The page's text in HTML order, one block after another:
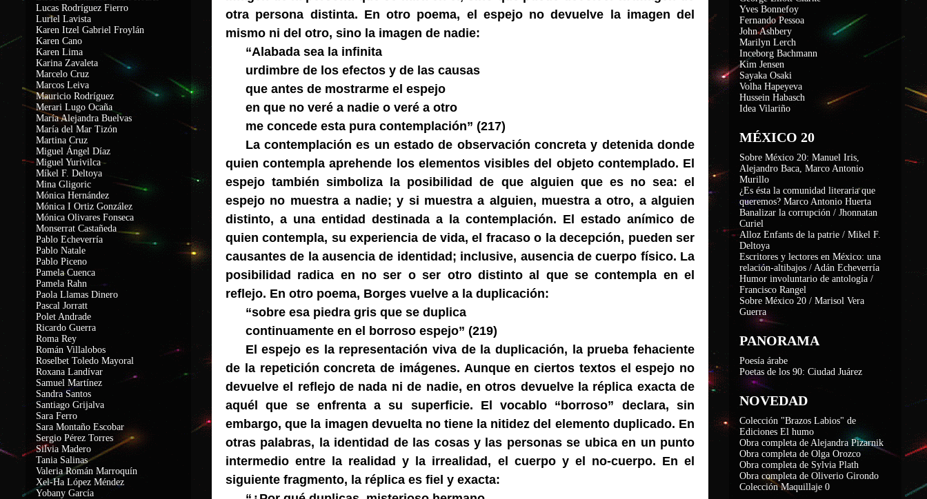
otra persona distinta. En otro poema, el espejo no devuelve la imagen del
mismo ni del otro, sino la imagen de nadie:
“Alabada sea la infinita
urdimbre de los efectos y de las causas
que antes de mostrarme el espejo
en que no veré a nadie o veré a otro
me concede esta pura contemplación” (217)
La contemplación es un estado de observación concreta y detenida donde
quien contempla aprehende los elementos visibles del objeto contemplado. El
espejo también simboliza la posibilidad de que alguien que es no sea: el
espejo no muestra a nadie; y si muestra a alguien, muestra a otro, a alguien
distinto, a una entidad destinada a la contemplación. El estado anímico de
quien contempla, su experiencia de vida, el fracaso o la decepción, pueden ser
causantes de la ausencia de identidad; inclusive, ausencia de cuerpo físico. La
posibilidad radica en no ser o ser otro distinto al que se contempla en el
reflejo. En otro poema, Borges vuelve a la duplicación:
“sobre esa piedra gris que se duplica
continuamente en el borroso espejo” (219)
El espejo es la representación viva de la duplicación, la prueba fehaciente
de la repetición concreta de imágenes. Aunque en ciertos textos el espejo no
devuelve el reflejo de nada ni de nadie, en otros devuelve la réplica exacta de
aquél que se enfrenta a su superficie. El vocablo “borroso” declara, sin
embargo, que la imagen devuelta no tiene la nitidez del elemento duplicado. En
otras palabras, la identidad de las cosas y las personas se ubica en un punto
intermedio entre la realidad y la irrealidad, el cuerpo y el no-cuerpo. En el
siguiente fragmento, la réplica es fiel y exacta:
Lucas Rodríguez Fierro
Luriel Lavista
Karen Itzel Gabriel Froylán
Karen Cano
Karen Lima
Karina Zavaleta
Marcelo Cruz
Marcos Leiva
Mauricio Rodríguez
Merari Lugo Ocaña
María Alejandra Buelvas
María del Mar Tizón
Martina Cruz
Miguel Ángel Díaz
Miguel Yurivilca
Míkel F. Deltoya
Mina Gligoric
Mónica Hernández
Mónica I Ortiz González
Mónica Olivares Fonseca
Monserrat Castañeda
Pablo Echeverría
Pablo Natale
Pablo Piceno
Pamela Cuenca
Pamela Rahn
Paola Llamas Dinero
Pascal Jorratt
Polet Andrade
Ricardo Guerra
Roma Rey
Román Villalobos
Roselbet Toledo Mayoral
Roxana Landívar
Samuel Martínez
Sandra Santos
Santiago Grijalva
Sara Ferro
Sara Montaño Escobar
Sergio Pérez Torres
Silvia Madero
Tania Salinas
Valeria Román Marroquín
Xel-Ha López Méndez
Yobany García
Yves Bonnefoy
Fernando Pessoa
John Ashbery
Marilyn Lerch
Inceborg Bachmann
Kim Jensen
Sayaka Osaki
Volha Hapeyeva
Hussein Habasch
Idea Vilariño
MÉXICO 20
Sobre México 20: Manuel Iris,
Alejandro Baca, Marco Antonio
Murillo
¿Es ésta la comunidad literaria que
queremos? Marco Antonio Huerta
Banalizar la corrupción / Jhonnatan
Curiel
Alloz Enfants de la patrie / Mikel F.
Deltoya
Escritores y lectores en México: una
relación-altibajos / Adán Echeverría
Humor involuntario de antología /
Francisco Rangel
Sobre México 20 / Marisol Vera
Guerra
PANORAMA
Poesía árabe
Poetas de los 90: Ciudad Juárez
NOVEDAD
Colección "Brazos Labios" de
Ediciones El humo
Obra completa de Alejandra Pizarnik
Obra completa de Olga Orozco
Obra completa de Sylvia Plath
Obra completa de Oliverio Girondo
Colección Maquillaje 0